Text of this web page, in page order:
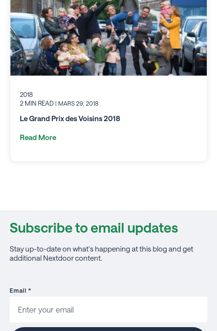
2018
2 MIN READ | MARS 29, 2018
Le Grand Prix des Voisins 2018
Read More
Subscribe to email updates
Stay up-to-date on what's happening at this blog and get
additional Nextdoor content.
Email *